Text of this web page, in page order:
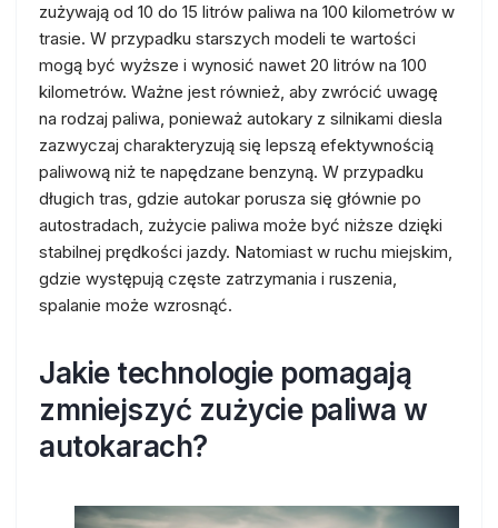
zużywają od 10 do 15 litrów paliwa na 100 kilometrów w
trasie. W przypadku starszych modeli te wartości
mogą być wyższe i wynosić nawet 20 litrów na 100
kilometrów. Ważne jest również, aby zwrócić uwagę
na rodzaj paliwa, ponieważ autokary z silnikami diesla
zazwyczaj charakteryzują się lepszą efektywnością
paliwową niż te napędzane benzyną. W przypadku
długich tras, gdzie autokar porusza się głównie po
autostradach, zużycie paliwa może być niższe dzięki
stabilnej prędkości jazdy. Natomiast w ruchu miejskim,
gdzie występują częste zatrzymania i ruszenia,
spalanie może wzrosnąć.
Jakie technologie pomagają
zmniejszyć zużycie paliwa w
autokarach?